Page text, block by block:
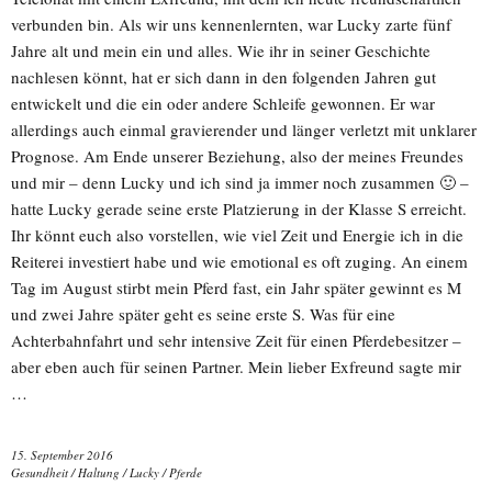
verbunden bin. Als wir uns kennenlernten, war Lucky zarte fünf
Jahre alt und mein ein und alles. Wie ihr in seiner Geschichte
nachlesen könnt, hat er sich dann in den folgenden Jahren gut
entwickelt und die ein oder andere Schleife gewonnen. Er war
allerdings auch einmal gravierender und länger verletzt mit unklarer
Prognose. Am Ende unserer Beziehung, also der meines Freundes
und mir – denn Lucky und ich sind ja immer noch zusammen 🙂 –
hatte Lucky gerade seine erste Platzierung in der Klasse S erreicht.
Ihr könnt euch also vorstellen, wie viel Zeit und Energie ich in die
Reiterei investiert habe und wie emotional es oft zuging. An einem
Tag im August stirbt mein Pferd fast, ein Jahr später gewinnt es M
und zwei Jahre später geht es seine erste S. Was für eine
Achterbahnfahrt und sehr intensive Zeit für einen Pferdebesitzer –
aber eben auch für seinen Partner. Mein lieber Exfreund sagte mir
…
15. September 2016
Gesundheit/Haltung /Lucky/Pferde